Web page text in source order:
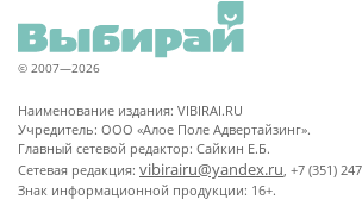
© 2007—2026
Наименование издания: VIBIRAI.RU
Учредитель: ООО «Алое Поле Адвертайзинг».
Главный сетевой редактор: Сайкин Е.Б.
Сетевая редакция: vibirairu@yandex.ru, +7 (351)
Знак информационной продукции: 16+.